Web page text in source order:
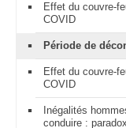
Effet du couvre-
COVID
Période de
Effet du couvre-
COVID
Inégalités
conduire :